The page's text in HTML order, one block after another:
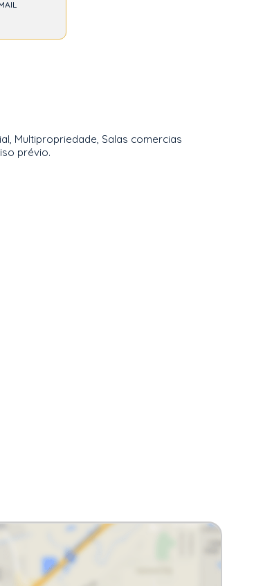
Multipropriedade, Salas comercias
prévio.